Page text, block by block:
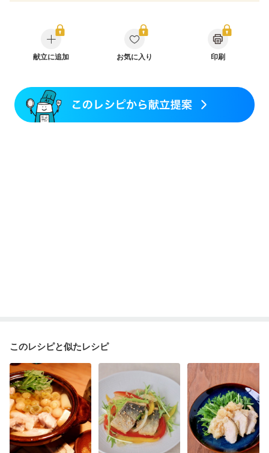
糖尿病性腎症（第１期）
糖尿病性腎症（第２期）
糖尿病性腎症（第３期）
CKD（ステージ１）
CKD（ステージ２）
乳がん（抗がん剤治療中）
妊婦健診・体重増加が気になる（初期）
妊婦健診・血圧が気になる（初期）
妊婦健診・血糖値が気になる（初期）
献立に追加 お気に入り 印刷
このレシピと似たレシピ